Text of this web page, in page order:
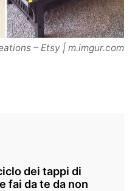
– Etsy | m.imgur.com
dei tappi di
fai da te da non